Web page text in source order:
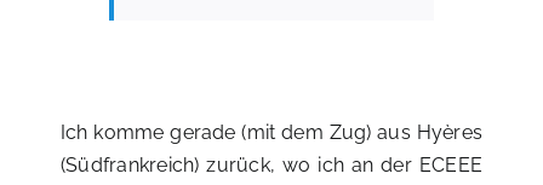
Ich komme gerade (mit dem Zug) aus Hyères
(Südfrankreich) zurück, wo ich an der ECEEE